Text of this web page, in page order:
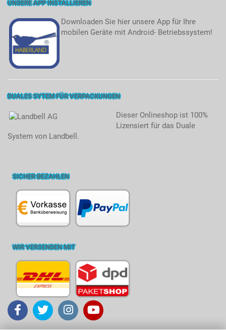
UNSERE APP INSTALLIEREN
Downloaden Sie hier unsere App für Ihre
mobilen Geräte mit Android- Betriebssystem!
DUALES SYTEM FÜR VERPACKUNGEN
Dieser Onlineshop ist 100%
Lizensiert für das Duale
System von Landbell.
SICHER BEZAHLEN
WIR VERSENDEN MIT